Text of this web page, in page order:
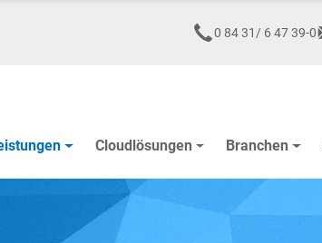
0 84 31/ 6 47 39-0
Cloudlösungen Branchen